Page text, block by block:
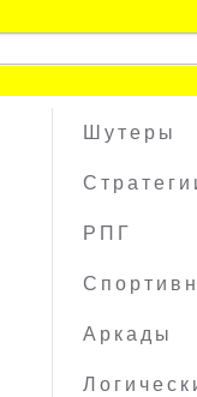
Шутеры
РПГ
Аркады